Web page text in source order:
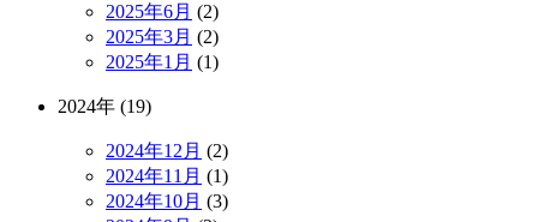
2025年6月 (2)
2025年3月 (2)
2025年1月 (1)
2024年 (19)
2024年12月 (2)
2024年11月 (1)
2024年10月 (3)